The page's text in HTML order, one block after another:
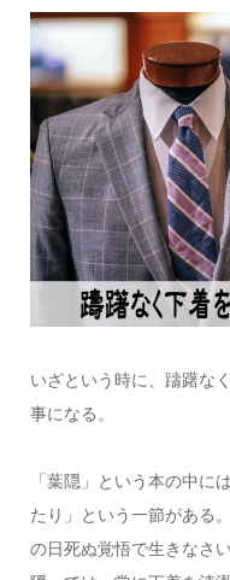
いざという時に、躊躇な
事になる。
「葉隠」という本の中に
たり」という一節がある
の日死ぬ覚悟で生きなさ